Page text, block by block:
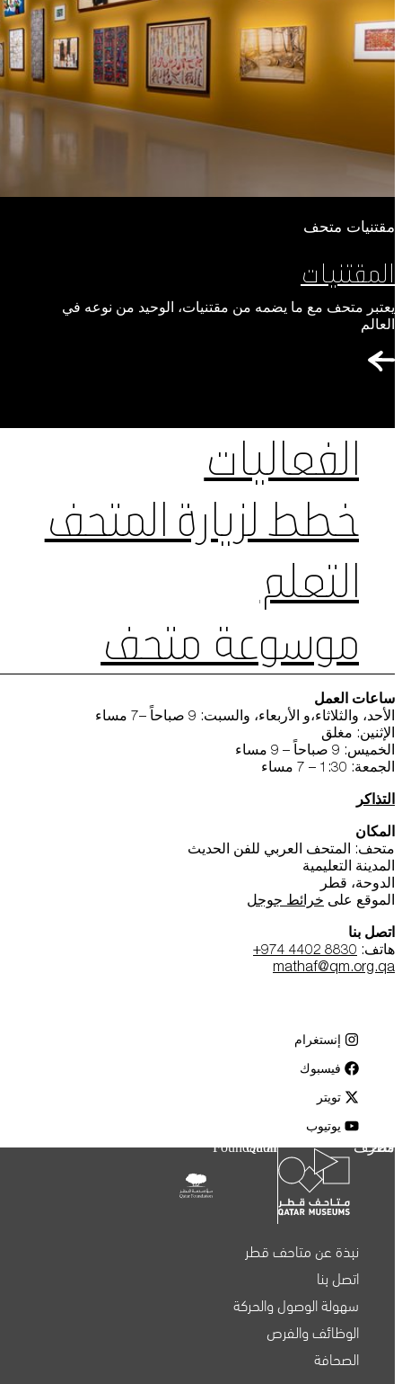
مقتنيات متحف
المقتنيات
يعتبر متحف مع ما يضمه من مقتنيات، الوحيد من نوعه في
العالم
الفعاليات
خطط لزيارة المتحف
التعلم
موسوعة متحف
ساعات العمل
الأحد، والثلاثاء،و الأربعاء، والسبت: 9 صباحاً –7 مساء
الإثنين: مغلق
الخميس: 9 صباحاً – 9 مساء
الجمعة: 1:30 – 7 مساء
التذاكر
المكان
متحف: المتحف العربي للفن الحديث
المدينة التعليمية
الدوحة، قطر
الموقع على خرائط جوجل
اتصل بنا
هاتف: +974 4402 8830
mathaf@qm.org.qa
إنستغرام
فيسبوك
تويتر
يوتيوب
متاحف قطر Qatar Foundation
نبذة عن متاحف قطر
اتصل بنا
سهولة الوصول والحركة
الوظائف والفرص
الصحافة